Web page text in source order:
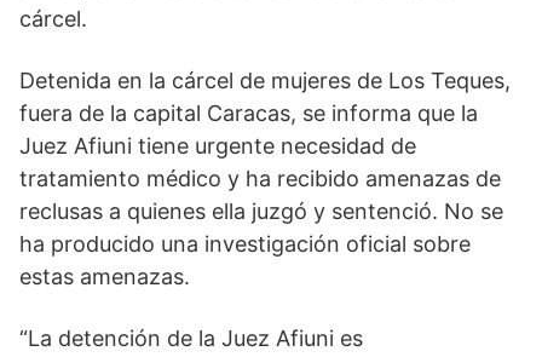
cárcel.
Detenida en la cárcel de mujeres de Los Teques,
fuera de la capital Caracas, se informa que la
Juez Afiuni tiene urgente necesidad de
tratamiento médico y ha recibido amenazas de
reclusas a quienes ella juzgó y sentenció. No se
ha producido una investigación oficial sobre
estas amenazas.
“La detención de la Juez Afiuni es